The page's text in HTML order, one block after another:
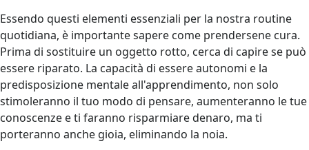
Essendo questi elementi essenziali per la nostra routine
quotidiana, è importante sapere come prendersene cura.
Prima di sostituire un oggetto rotto, cerca di capire se può
essere riparato. La capacità di essere autonomi e la
predisposizione mentale all'apprendimento, non solo
stimoleranno il tuo modo di pensare, aumenteranno le tue
conoscenze e ti faranno risparmiare denaro, ma ti
porteranno anche gioia, eliminando la noia.